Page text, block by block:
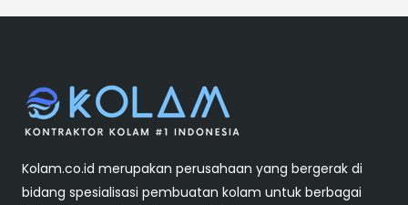
Kolam.co.id merupakan perusahaan yang bergerak di
bidang spesialisasi pembuatan kolam untuk berbagai